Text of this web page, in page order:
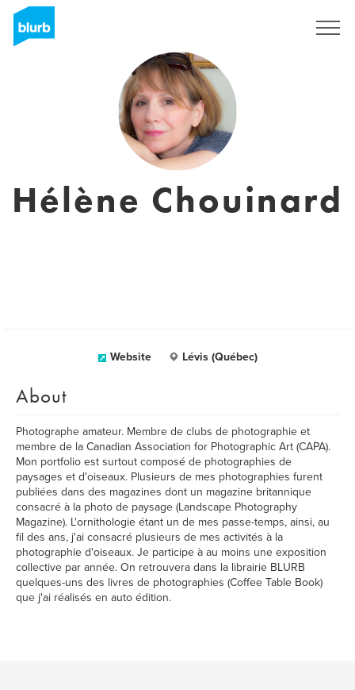
Hélène Chouinard
Website Lévis (Québec)
About
Photographe amateur. Membre de clubs de photographie et
membre de la Canadian Association for Photographic Art (CAPA).
Mon portfolio est surtout composé de photographies de
paysages et d'oiseaux. Plusieurs de mes photographies furent
publiées dans des magazines dont un magazine britannique
consacré à la photo de paysage (Landscape Photography
Magazine). L'ornithologie étant un de mes passe-temps, ainsi, au
fil des ans, j'ai consacré plusieurs de mes activités à la
photographie d'oiseaux. Je participe à au moins une exposition
collective par année. On retrouvera dans la librairie BLURB
quelques-uns des livres de photographies (Coffee Table Book)
que j'ai réalisés en auto édition.